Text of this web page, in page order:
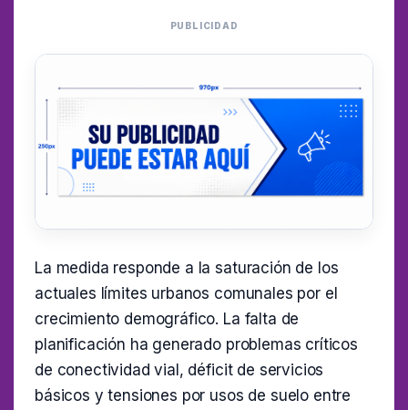
PUBLICIDAD
La medida responde a la saturación de los
actuales límites urbanos comunales por el
crecimiento demográfico. La falta de
planificación ha generado problemas críticos
de conectividad vial, déficit de servicios
básicos y tensiones por usos de suelo entre